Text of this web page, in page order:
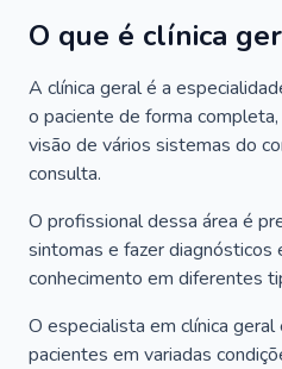
O que é clínica
A clínica geral é a
o paciente de forma
visão de vários sistemas do
consulta.
O profissional dessa área é
sintomas e fazer
conhecimento em diferentes
O especialista em clínica
pacientes em variadas